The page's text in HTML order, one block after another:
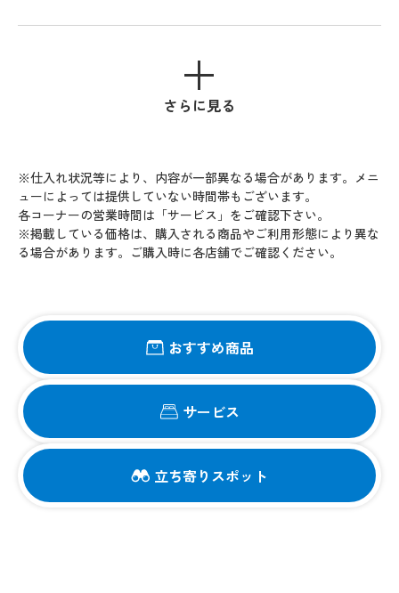
さらに見る
※仕入れ状況等により、内容が一部異なる場合があります。メニ
ューによっては提供していない時間帯もございます。
各コーナーの営業時間は「サービス」をご確認下さい。
※掲載している価格は、購入される商品やご利用形態により異な
る場合があります。ご購入時に各店舗でご確認ください。
おすすめ商品
サービス
立ち寄りスポット